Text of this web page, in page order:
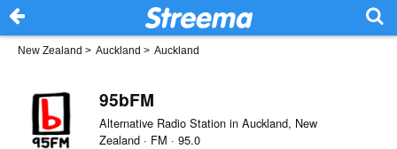
New Zealand > Auckland > Auckland
95bFM
Alternative Radio Station in Auckland, New
Zealand · FM · 95.0